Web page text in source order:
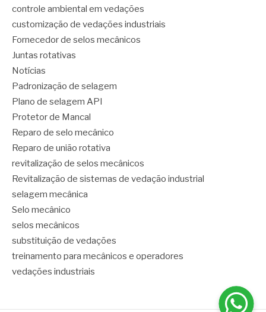
controle ambiental em vedações
customização de vedações industriais
Fornecedor de selos mecânicos
Juntas rotativas
Notícias
Padronização de selagem
Plano de selagem API
Protetor de Mancal
Reparo de selo mecânico
Reparo de união rotativa
revitalização de selos mecânicos
Revitalização de sistemas de vedação industrial
selagem mecânica
Selo mecânico
selos mecânicos
substituição de vedações
treinamento para mecânicos e operadores
vedações industriais